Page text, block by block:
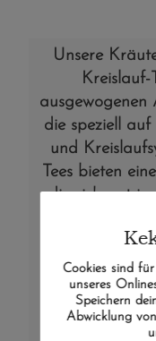
Unsere
Kreislauf-
die speziell
und
Tees bieten
die sich gut in
und
Alle Kräuter
um den
Cookies sind
unseres
Speichern
Abwicklung